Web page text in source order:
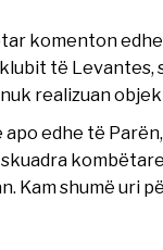
komenton
të
realizuan
edhe të
Kam shumë uri